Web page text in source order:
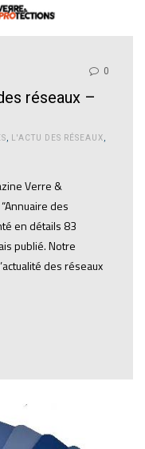
0
réseaux –
, L'ACTU DES RÉSEAUX,
Verre &
des
en détails 83
publié. Notre
des réseaux